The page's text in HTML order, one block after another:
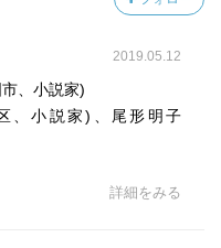
2019.05.12
、小説家)
、小説家)、尾形明子
詳細をみる